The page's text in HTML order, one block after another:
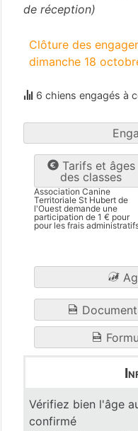
de réception)
Clôture des
dimanche 18
6 chiens engagés à
Tarifs et âges
des classes
Association Canine
Territoriale St Hubert de
l'Ouest demande une
participation de 1 € pour
pour les frais
Vérifiez bien l'âge
confirmé